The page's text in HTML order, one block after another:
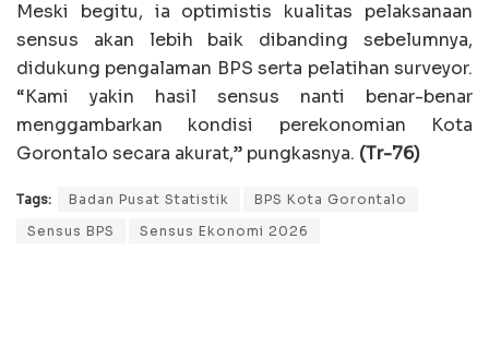
Meski begitu, ia optimistis kualitas pelaksanaan
sensus akan lebih baik dibanding sebelumnya,
didukung pengalaman BPS serta pelatihan surveyor.
“Kami yakin hasil sensus nanti benar-benar
menggambarkan kondisi perekonomian Kota
Gorontalo secara akurat,” pungkasnya. (Tr-76)
Tags: Badan Pusat Statistik
BPS Kota Gorontalo
Sensus BPS
Sensus Ekonomi 2026